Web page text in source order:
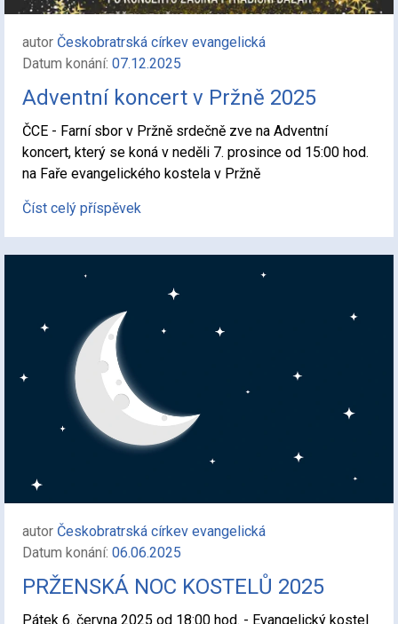
autor Českobratrská církev evangelická
Datum konání: 07.12.2025
Adventní koncert v Pržně 2025
ČCE - Farní sbor v Pržně srdečně zve na Adventní
koncert, který se koná v neděli 7. prosince od 15:00 hod.
na Faře evangelického kostela v Pržně
Číst celý příspěvek
autor Českobratrská církev evangelická
Datum konání: 06.06.2025
PRŽENSKÁ NOC KOSTELŮ 2025
Pátek 6. června 2025 od 18:00 hod. - Evangelický kostel